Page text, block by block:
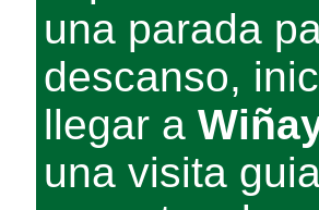
una parada
descanso,
llegar a
una visita